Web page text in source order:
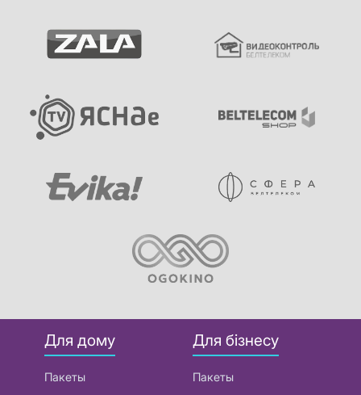
Для дому
Пакеты
Для бізнесу
Пакеты